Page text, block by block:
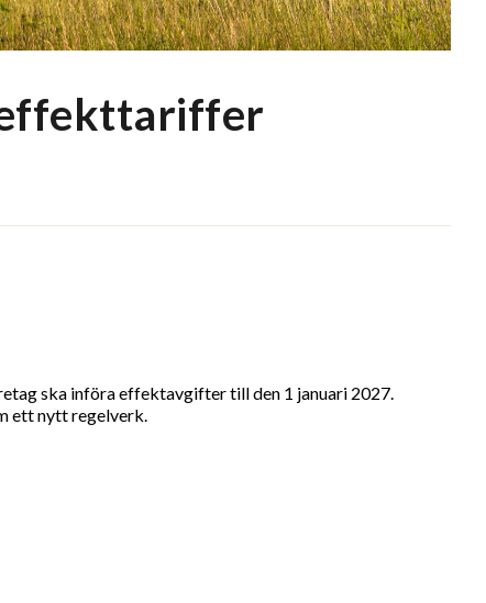
effekttariffer
ska införa effektavgifter till den 1 januari 2027.
ett nytt regelverk.